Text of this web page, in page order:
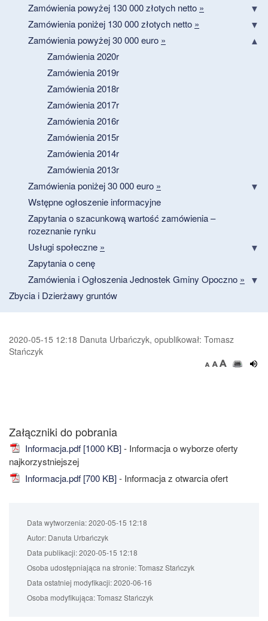
Zamówienia powyżej 130 000 złotych netto »
Zamówienia poniżej 130 000 złotych netto »
Zamówienia powyżej 30 000 euro »
Zamówienia 2020r
Zamówienia 2019r
Zamówienia 2018r
Zamówienia 2017r
Zamówienia 2016r
Zamówienia 2015r
Zamówienia 2014r
Zamówienia 2013r
Zamówienia poniżej 30 000 euro »
Wstępne ogłoszenie informacyjne
Zapytania o szacunkową wartość zamówienia –
rozeznanie rynku
Usługi społeczne »
Zapytania o cenę
Zamówienia i Ogłoszenia Jednostek Gminy Opoczno »
Zbycia i Dzierżawy gruntów
2020-05-15 12:18 Danuta Urbańczyk, opublikował: Tomasz
Stańczyk
Załączniki do pobrania
Informacja.pdf [1000 KB]- Informacja o wyborze oferty
najkorzystniejszej
Informacja.pdf [700 KB]- Informacja z otwarcia ofert
Data wytworzenia:2020-05-15 12:18
Autor: Danuta Urbańczyk
Data publikacji:2020-05-15 12:18
Osoba udostępniająca na stronie:Tomasz Stańczyk
Data ostatniej modyfikacji:2020-06-16
Osoba modyfikująca:Tomasz Stańczyk